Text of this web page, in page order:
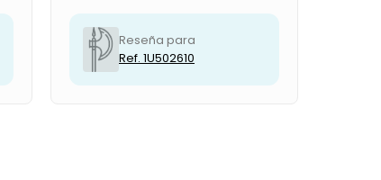
Reseña para
Ref. 1U502610